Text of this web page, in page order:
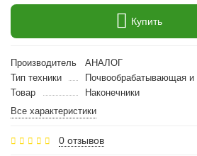
Купить
Производитель
АНАЛОГ
Тип техники
Почвообрабатывающая и
Товар
Наконечники
Все характеристики
0 отзывов